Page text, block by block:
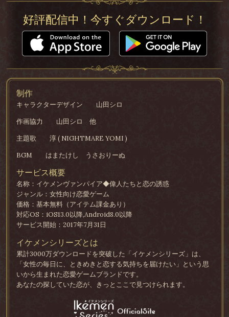
好評配信中！今すぐダウンロード！
制作
キャラクターデザイン
山田シロ
作画協力
山田シロ 他
主題歌
淳 ( NIGHTMARE YOMI )
BGM
はまたけし うさおりーぬ
サービス概要
名称：イケメンヴァンパイア◆偉人たちと恋の誘惑
ジャンル：女性向け恋愛ゲーム
価格：基本無料（アイテム課金あり）
対応OS：iOS13.0以降,Android8.0以降
サービス開始：2017年7月31日
イケメンシリーズとは
累計3000万ダウンロードを突破した「イケメンシリーズ」は、
「女性の毎日に、ときめきと恋する気持ちを届けたい」という思
いから生まれた恋愛ゲームブランドです。
あなたの探していた恋が、きっとここで見つけられます。